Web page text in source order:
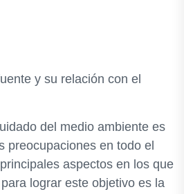
y su relación con el
del medio ambiente es
preocupaciones en todo el
aspectos en los que
lograr este objetivo es la